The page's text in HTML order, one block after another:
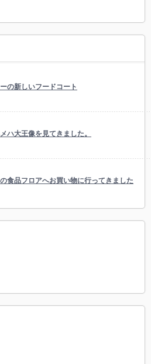
の新しいフードコート
ハ大王像を見てきました。
食品フロアへお買い物に行ってきました